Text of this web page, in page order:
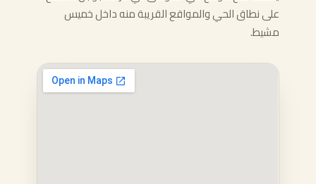
على نطاق الحي والمواقع القريبة منه داخل خميس
مشيط.